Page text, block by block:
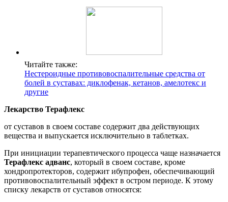
Читайте также:
Нестероидные противовоспалительные средства от
болей в суставах: диклофенак, кетанов, амелотекс и
другие
Лекарство Терафлекс
от суставов в своем составе содержит два действующих
вещества и выпускается исключительно в таблетках.
При инициации терапевтического процесса чаще назначается
Терафлекс адванс, который в своем составе, кроме
хондропротекторов, содержит ибупрофен, обеспечивающий
противовоспалительный эффект в остром периоде. К этому
списку лекарств от суставов относятся: